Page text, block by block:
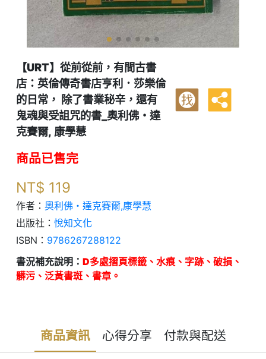
【URT】從前從前，有間古書
店：英倫傳奇書店亨利．莎樂倫
的日常， 除了書業秘辛，還有
鬼魂與受詛咒的書_奧利佛・達
克賽爾, 康學慧
找
商品已售完
NT$ 119
作者： 奧利佛・達克賽爾,康學慧
出版社： 悅知文化
ISBN： 9786267288122
書況補充說明： D多處摺頁標籤、水痕、字跡、破損、
髒污、泛黃書斑、書章。
商品資訊 心得分享 付款與配送